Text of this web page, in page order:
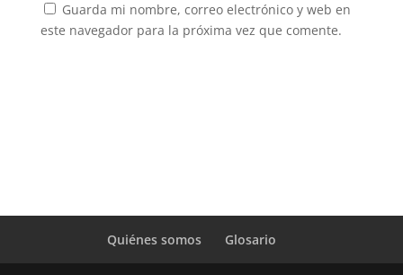
Guarda mi nombre, correo electrónico y web en
este navegador para la próxima vez que comente.
Quiénes somos Glosario